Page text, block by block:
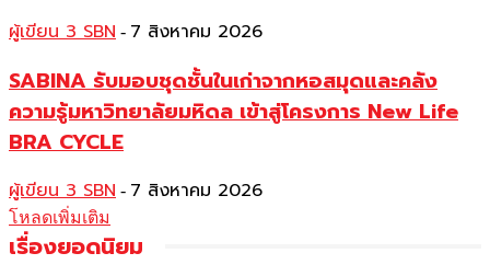
ผู้เขียน 3 SBN - 7 สิงหาคม 2026
SABINA รับมอบชุดชั้นในเก่าจากหอสมุดและคลัง
ความรู้มหาวิทยาลัยมหิดล เข้าสู่โครงการ New Life
BRA CYCLE
ผู้เขียน 3 SBN - 7 สิงหาคม 2026
โหลดเพิ่มเติม
เรื่องยอดนิยม